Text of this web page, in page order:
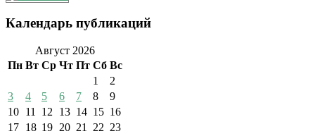
Календарь публикаций
Август 2026
Пн Вт Ср Чт Пт Сб Вс
1
2
3
4 5 6 7 8
9
10 11 12 13 14 15 16
17 18 19 20 21 22 23